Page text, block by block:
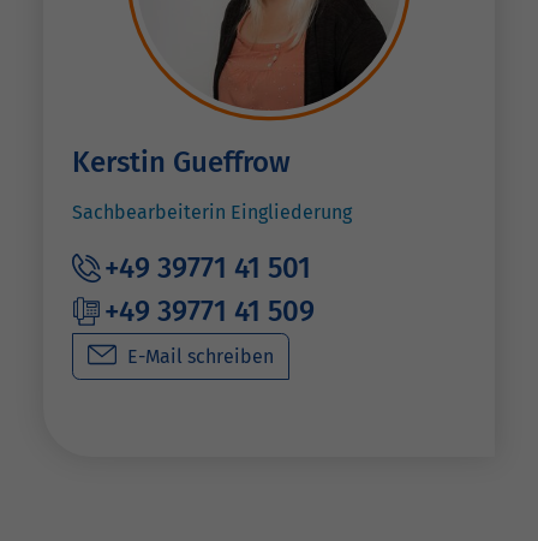
Kerstin Gueffrow
Sachbearbeiterin Eingliederung
+49 39771 41 501
+49 39771 41 509
E-Mail schreiben